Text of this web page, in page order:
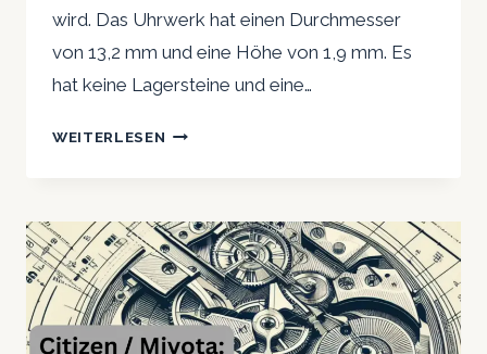
wird. Das Uhrwerk hat einen Durchmesser
von 13,2 mm und eine Höhe von 1,9 mm. Es
hat keine Lagersteine und eine…
WEITERLESEN CITIZEN
QUARZUHRWERK
MIT
ZWEI
ZEIGERN